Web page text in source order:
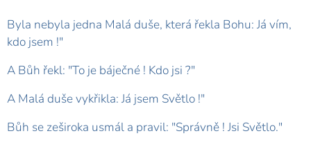
Byla nebyla jedna Malá duše, která řekla Bohu: Já vím,
kdo jsem !"
A Bůh řekl: "To je báječné ! Kdo jsi ?"
A Malá duše vykřikla: Já jsem Světlo !"
Bůh se zeširoka usmál a pravil: "Správně ! Jsi Světlo."